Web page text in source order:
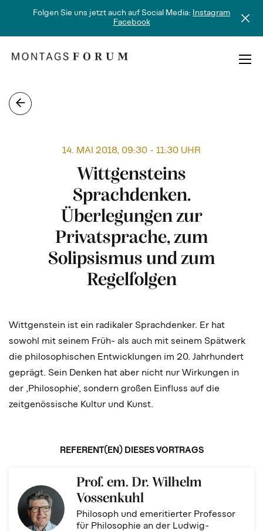
Folgen Sie uns jetzt auch auf Social Media:
Instagram
Facebook
14. MAI 2018, 09:30 - 11:30 UHR
Wittgensteins
Sprachdenken.
Überlegungen zur
Privatsprache, zum
Solipsismus und zum
Regelfolgen
Wittgenstein ist ein radikaler Sprachdenker. Er hat
sowohl mit seinem Früh- als auch mit seinem Spätwerk
die philosophischen Entwicklungen im 20. Jahrhundert
geprägt. Sein Denken hat aber nicht nur Wirkungen in
der ‚Philosophie‘, sondern großen Einfluss auf die
zeitgenössische Kultur und Kunst.
REFERENT(EN) DIESES VORTRAGS
Prof. em. Dr. Wilhelm
Vossenkuhl
Philosoph und emeritierter Professor
für Philosophie an der Ludwig-